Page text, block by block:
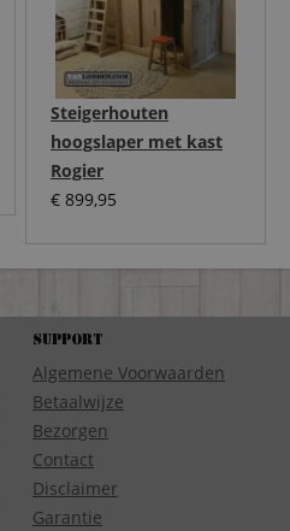
Steigerhouten
hoogslaper met kast
Rogier
€ 899,95
Support
Algemene Voorwaarden
Betaalwijze
Bezorgen
Contact
Disclaimer
Garantie